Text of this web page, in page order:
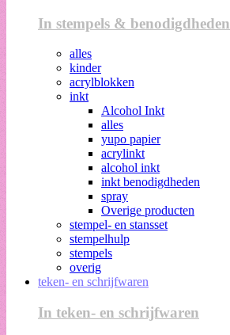
In stempels & benodigdheden
alles
kinder
acrylblokken
inkt
Alcohol Inkt
alles
yupo papier
acrylinkt
alcohol inkt
inkt benodigdheden
spray
Overige producten
stempel- en stansset
stempelhulp
stempels
overig
teken- en schrijfwaren
In teken- en schrijfwaren